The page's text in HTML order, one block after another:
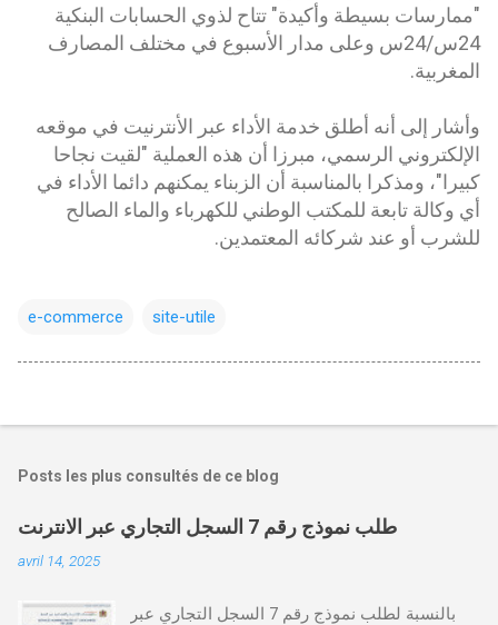
"ممارسات بسيطة وأكيدة" تتاح لذوي الحسابات البنكية
24س/24س وعلى مدار الأسبوع في مختلف المصارف
المغربية.
وأشار إلى أنه أطلق خدمة الأداء عبر الأنترنيت في موقعه
الإلكتروني الرسمي، مبرزا أن هذه العملية "لقيت نجاحا
كبيرا"، ومذكرا بالمناسبة أن الزبناء يمكنهم دائما الأداء في
أي وكالة تابعة للمكتب الوطني للكهرباء والماء الصالح
للشرب أو عند شركائه المعتمدين.
e-commerce site-utile
Posts les plus consultés de ce blog
طلب نموذج رقم 7 السجل التجاري عبر الانترنت
avril 14, 2025
بالنسبة لطلب نموذج رقم 7 السجل التجاري عبر